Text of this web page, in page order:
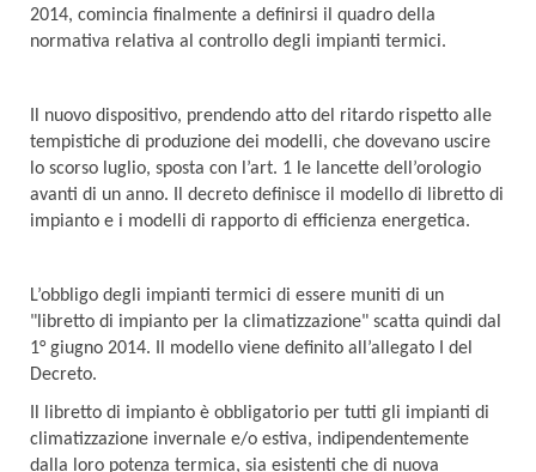
2014, comincia finalmente a definirsi il quadro della
normativa relativa al controllo degli impianti termici.
Il nuovo dispositivo, prendendo atto del ritardo rispetto alle
tempistiche di produzione dei modelli, che dovevano uscire
lo scorso luglio, sposta con l’art. 1 le lancette dell’orologio
avanti di un anno. Il decreto definisce il modello di libretto di
impianto e i modelli di rapporto di efficienza energetica.
L’obbligo degli impianti termici di essere muniti di un
"libretto di impianto per la climatizzazione" scatta quindi dal
1° giugno 2014. Il modello viene definito all’allegato I del
Decreto.
Il libretto di impianto è obbligatorio per tutti gli impianti di
climatizzazione invernale e/o estiva, indipendentemente
dalla loro potenza termica, sia esistenti che di nuova